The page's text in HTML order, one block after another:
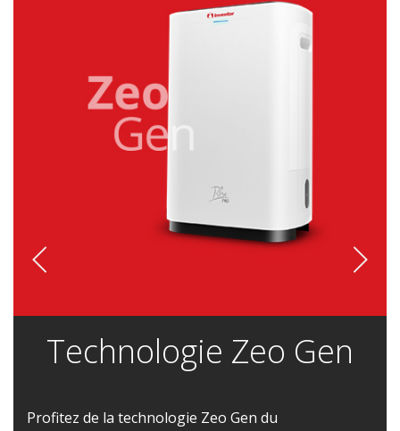
Technologie Zeo Gen
Profitez de la technologie Zeo Gen du